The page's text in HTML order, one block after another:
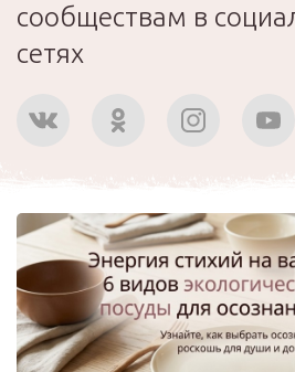
сообществам в
сетях